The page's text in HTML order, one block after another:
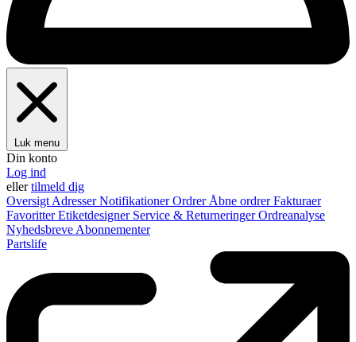
Luk menu
Din konto
Log ind
ellertilmeld dig
Oversigt AdresserNotifikationerOrdrer Åbne ordrerFakturaer
FavoritterEtiketdesigner Service & ReturneringerOrdreanalyse
Nyhedsbreve Abonnementer
Partslife